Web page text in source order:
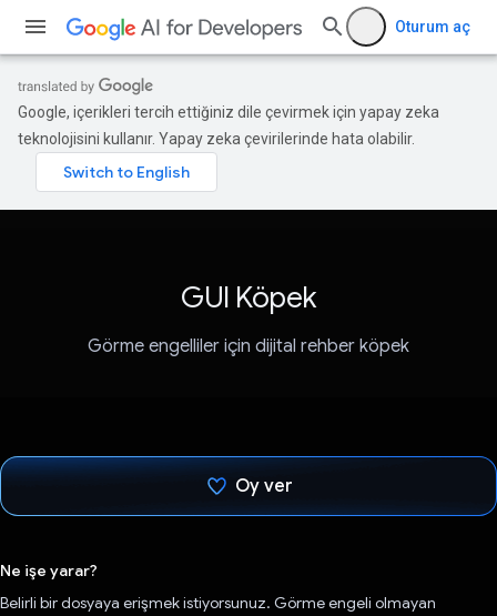
Oturum aç
Google, içerikleri tercih ettiğiniz dile çevirmek için yapay zeka
teknolojisini kullanır. Yapay zeka çevirilerinde hata olabilir.
GUI Köpek
Görme engelliler için dijital rehber köpek
Oy ver
Ne işe yarar?
Belirli bir dosyaya erişmek istiyorsunuz. Görme engeli olmayan